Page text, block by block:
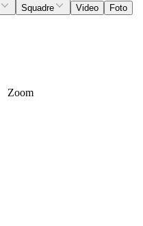
Squadre Video
Foto
Zoom